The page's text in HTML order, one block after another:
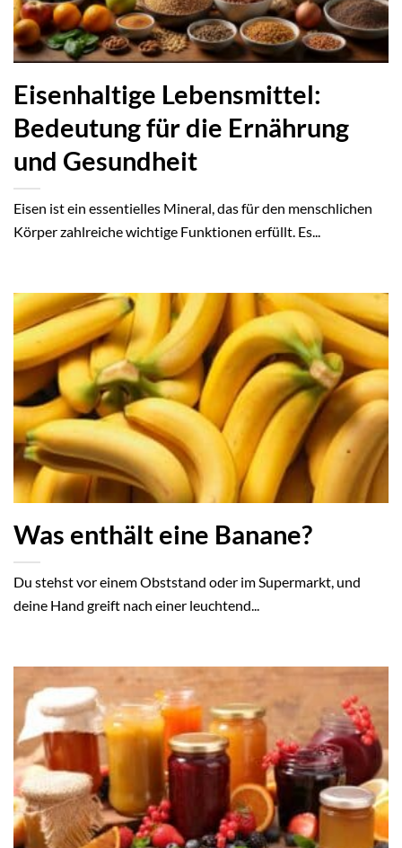
Eisenhaltige Lebensmittel:
Bedeutung für die Ernährung
und Gesundheit
Eisen ist ein essentielles Mineral, das für den menschlichen
Körper zahlreiche wichtige Funktionen erfüllt. Es...
Was enthält eine Banane?
Du stehst vor einem Obststand oder im Supermarkt, und
deine Hand greift nach einer leuchtend...